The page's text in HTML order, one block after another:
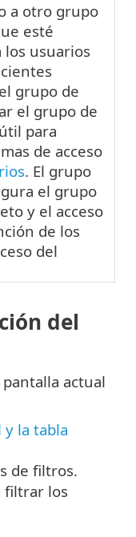
a otro grupo
esté
los usuarios
grupo de
el grupo de
para
de acceso
. El grupo
el grupo
y el acceso
de los
del
del
actual
la tabla
de filtros.
filtrar los